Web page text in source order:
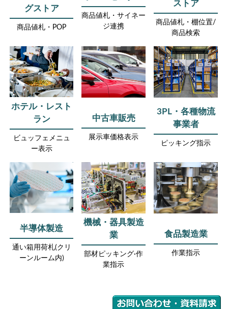
グストア
商品値札・POP
商品値札・サイネー
ジ連携
ストア
商品値札・棚位置/
商品検索
ホテル・レスト
ラン
ビュッフェメニュ
ー表示
中古車販売
展示車価格表示
3PL・各種物流
事業者
ピッキング指示
半導体製造
通い箱用荷札(クリ
ーンルーム内)
機械・器具製造
業
部材ピッキング·作
業指示
食品製造業
作業指示